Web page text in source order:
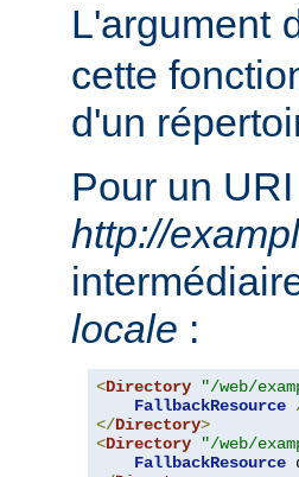
L'argument
cette
d'un
Pour un
http://
locale :
<Directory "/web/
FallbackResource
</Directory>
<Directory
"/web/
FallbackResource